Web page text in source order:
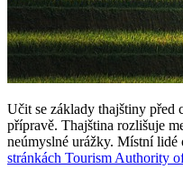
Učit se základy thajštiny před
přípravě. Thajština rozlišuje
neúmyslné urážky. Místní lidé
stránkách Tourism Authority